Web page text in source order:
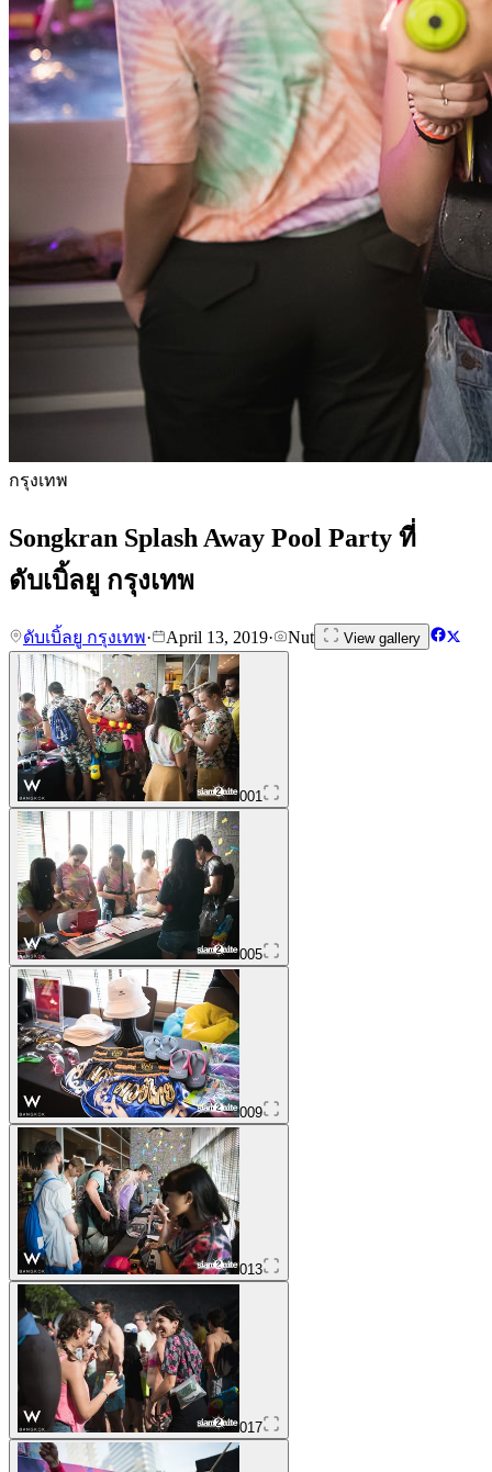
กรุงเทพ
Songkran Splash Away Pool Party ที่
ดับเบิ้ลยู กรุงเทพ
ดับเบิ้ลยู กรุงเทพ· April 13, 2019· Nut View gallery
001
005
009
013
017